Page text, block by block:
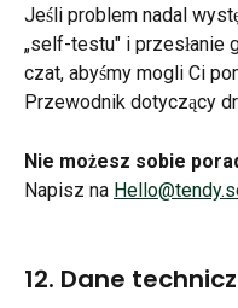
Jeśli problem nadal
„self-testu" i przesłanie
czat, abyśmy mogli Ci
Przewodnik dotyczący
Nie możesz sobie
Napisz na
12. Dane